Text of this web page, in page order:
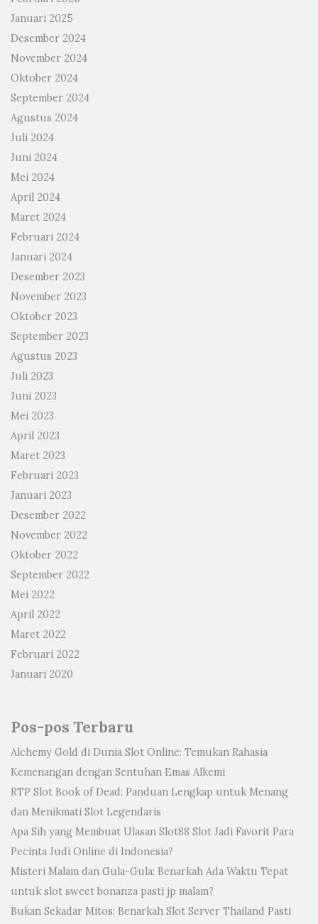
Januari 2025
Desember 2024
November 2024
Oktober 2024
September 2024
Agustus 2024
Juli 2024
Juni 2024
Mei 2024
April 2024
Maret 2024
Februari 2024
Januari 2024
Desember 2023
November 2023
Oktober 2023
September 2023
Agustus 2023
Juli 2023
Juni 2023
Mei 2023
April 2023
Maret 2023
Februari 2023
Januari 2023
Desember 2022
November 2022
Oktober 2022
September 2022
Mei 2022
April 2022
Maret 2022
Februari 2022
Januari 2020
Pos-pos Terbaru
Alchemy Gold di Dunia Slot Online: Temukan Rahasia
Kemenangan dengan Sentuhan Emas Alkemi
RTP Slot Book of Dead: Panduan Lengkap untuk Menang
dan Menikmati Slot Legendaris
Apa Sih yang Membuat Ulasan Slot88 Slot Jadi Favorit Para
Pecinta Judi Online di Indonesia?
Misteri Malam dan Gula-Gula: Benarkah Ada Waktu Tepat
untuk slot sweet bonanza pasti jp malam?
Bukan Sekadar Mitos: Benarkah Slot Server Thailand Pasti